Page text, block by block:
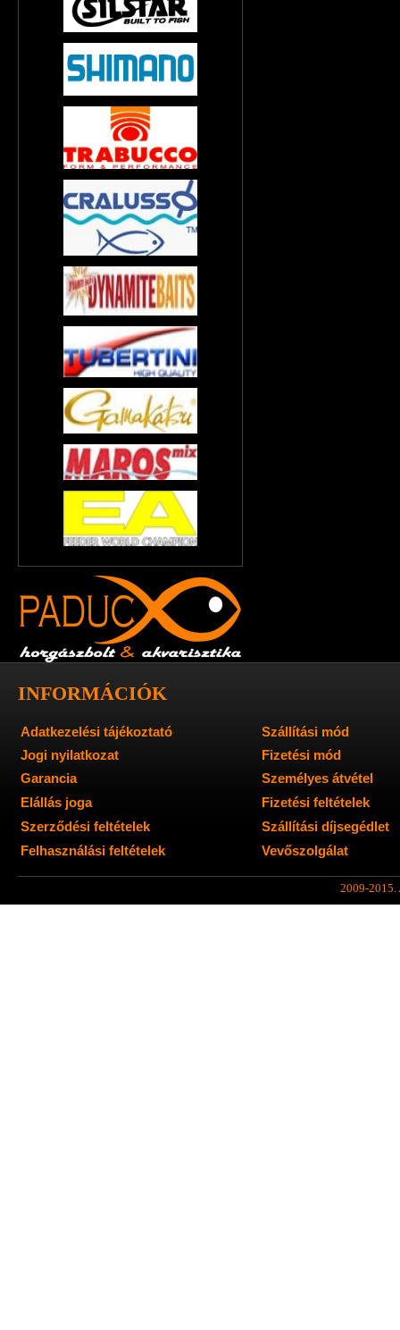
INFORMÁCIÓK
Adatkezelési tájékoztató
Szállítási mód
Jogi nyilatkozat
Fizetési mód
Garancia
Személyes átvétel
Elállás joga
Fizetési feltételek
Szerződési feltételek
Szállítási díjsegédlet
Felhasználási feltételek
Vevőszolgálat
2009-2015.